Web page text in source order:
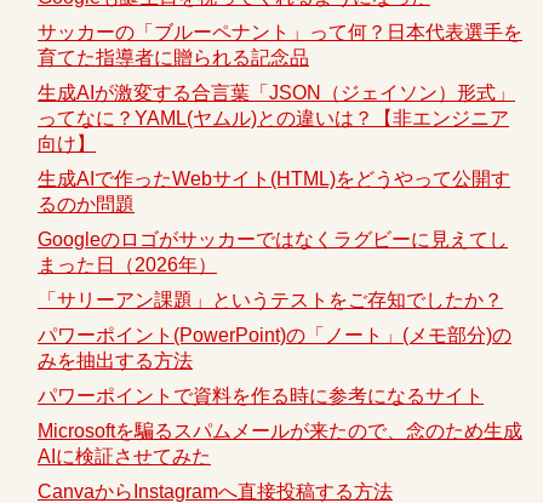
サッカーの「ブルーペナント」って何？日本代表選手を
育てた指導者に贈られる記念品
生成AIが激変する合言葉「JSON（ジェイソン）形式」
ってなに？YAML(ヤムル)との違いは？【非エンジニア
向け】
生成AIで作ったWebサイト(HTML)をどうやって公開す
るのか問題
Googleのロゴがサッカーではなくラグビーに見えてし
まった日（2026年）
「サリーアン課題」というテストをご存知でしたか？
パワーポイント(PowerPoint)の「ノート」(メモ部分)の
みを抽出する方法
パワーポイントで資料を作る時に参考になるサイト
Microsoftを騙るスパムメールが来たので、念のため生成
AIに検証させてみた
CanvaからInstagramへ直接投稿する方法